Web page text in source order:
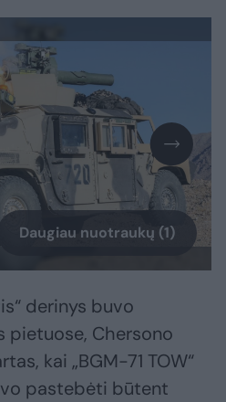
Daugiau nuotraukų (1)
derinys buvo
pietuose, Chersono
kai „BGM-71 TOW“
pastebėti būtent